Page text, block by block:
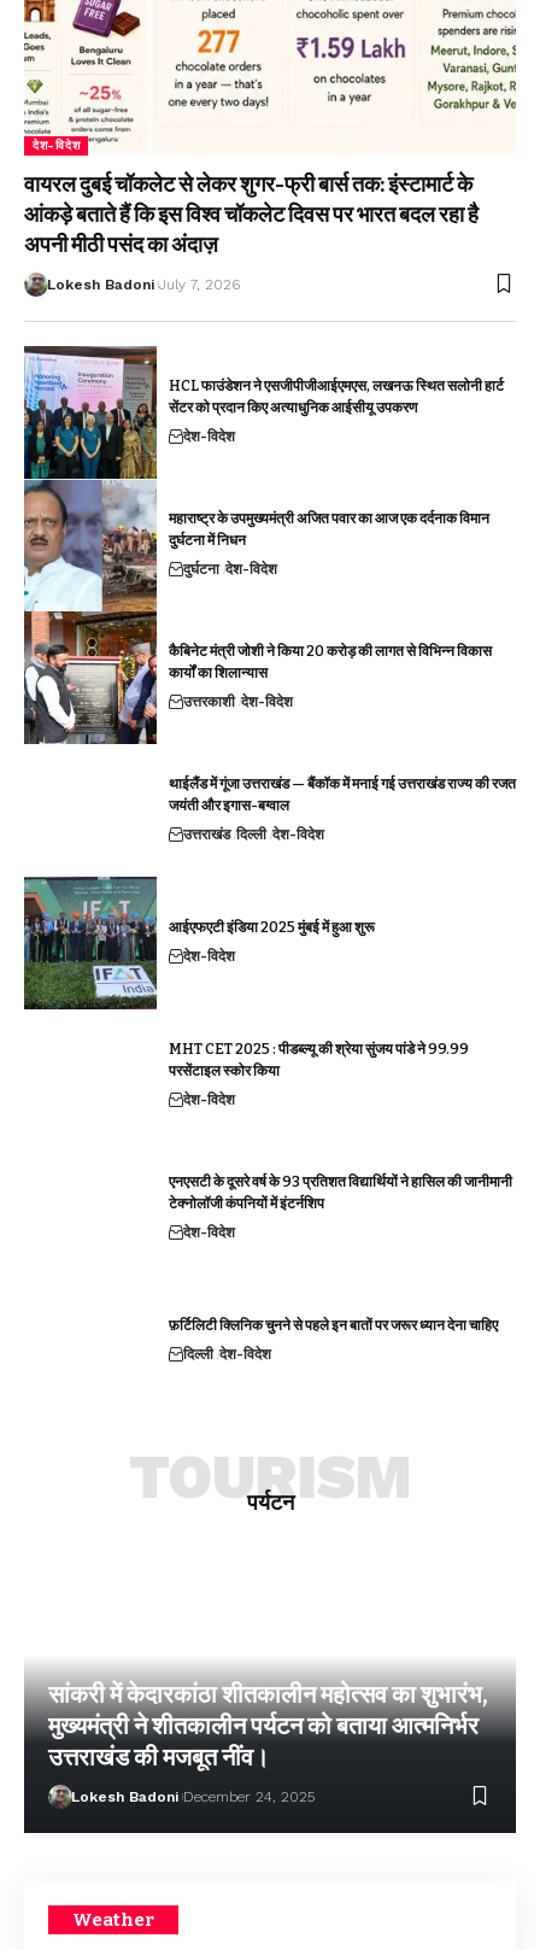
देश-विदेश
वायरल दुबई चॉकलेट से लेकर शुगर-फ्री बार्स तक: इंस्टामार्ट के
आंकड़े बताते हैं कि इस विश्व चॉकलेट दिवस पर भारत बदल रहा है
अपनी मीठी पसंद का अंदाज़
Lokesh Badoni July 7, 2026
HCL फाउंडेशन ने एसजीपीजीआईएमएस, लखनऊ स्थित सलोनी हार्ट
सेंटर को प्रदान किए अत्याधुनिक आईसीयू उपकरण
देश-विदेश
महाराष्ट्र के उपमुख्यमंत्री अजित पवार का आज एक दर्दनाक विमान
दुर्घटना में निधन
दुर्घटना देश-विदेश
कैबिनेट मंत्री जोशी ने किया 20 करोड़ की लागत से विभिन्न विकास
कार्यों का शिलान्यास
उत्तरकाशी देश-विदेश
थाईलैंड में गूंजा उत्तराखंड — बैंकॉक में मनाई गई उत्तराखंड राज्य की रजत
जयंती और इगास-बग्वाल
उत्तराखंड दिल्ली देश-विदेश
आईएफएटी इंडिया 2025 मुंबई में हुआ शुरू
देश-विदेश
MHT CET 2025 : पीडब्ल्यू की श्रेया सुंजय पांडे ने 99.99
परसेंटाइल स्कोर किया
देश-विदेश
एनएसटी के दूसरे वर्ष के 93 प्रतिशत विद्यार्थियों ने हासिल की जानीमानी
टेक्नोलॉजी कंपनियों में इंटर्नशिप
देश-विदेश
फ़र्टिलिटी क्लिनिक चुनने से पहले इन बातों पर जरूर ध्यान देना चाहिए
दिल्ली देश-विदेश
पर्यटन
TOURISM
सांकरी में केदारकांठा शीतकालीन महोत्सव का शुभारंभ,
मुख्यमंत्री ने शीतकालीन पर्यटन को बताया आत्मनिर्भर
उत्तराखंड की मजबूत नींव।
Lokesh Badoni December 24, 2025
Weather